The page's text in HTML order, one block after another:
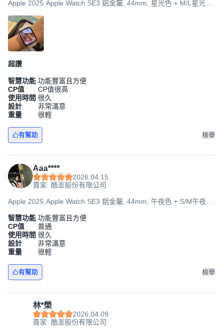
Apple 2025 Apple Watch SE3 鋁金屬, 44mm, 星光色 + M/L星光色
超讚
智慧功能 功能豐富且方便
CP值
CP值很高
使用時間 很久
設計
非常滿意
重量
很輕
有幫助 檢舉
Aaa****
2026.04.15
賣家: 酷澎股份有限公司
Apple 2025 Apple Watch SE3 鋁金屬, 44mm, 午夜色 + S/M午夜色
智慧功能 功能豐富且方便
CP值
普通
使用時間 很久
設計
非常滿意
重量
很輕
有幫助 檢舉
林*榮
2026.04.09
賣家: 酷澎股份有限公司